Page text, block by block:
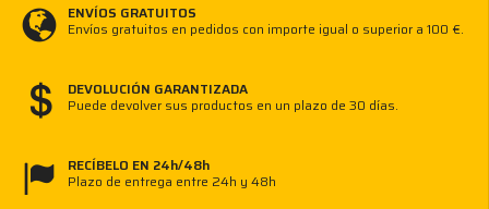
ENVÍOS GRATUITOS
Envíos gratuitos en pedidos con importe igual o superior a 100 €.
DEVOLUCIÓN GARANTIZADA
Puede devolver sus productos en un plazo de 30 días.
RECÍBELO EN 24h/48h
Plazo de entrega entre 24h y 48h